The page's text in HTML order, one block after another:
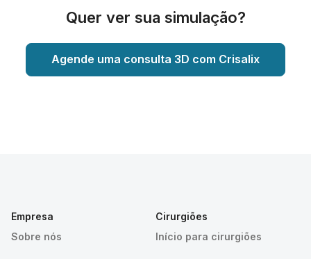
Quer ver sua simulação?
Agende uma consulta 3D com Crisalix
Empresa
Sobre nós
Cirurgiões
Início para cirurgiões